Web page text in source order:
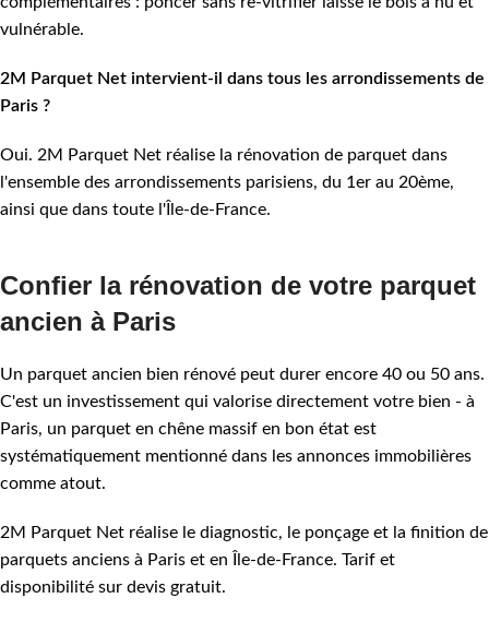
vulnérable.
2M Parquet Net intervient-il dans tous les arrondissements de
Paris ?
Oui. 2M Parquet Net réalise la rénovation de parquet dans
l'ensemble des arrondissements parisiens, du 1er au 20ème,
ainsi que dans toute l'Île-de-France.
Confier la rénovation de votre parquet
ancien à Paris
Un parquet ancien bien rénové peut durer encore 40 ou 50 ans.
C'est un investissement qui valorise directement votre bien - à
Paris, un parquet en chêne massif en bon état est
systématiquement mentionné dans les annonces immobilières
comme atout.
2M Parquet Net réalise le diagnostic, le ponçage et la finition de
parquets anciens à Paris et en Île-de-France. Tarif et
disponibilité sur devis gratuit.